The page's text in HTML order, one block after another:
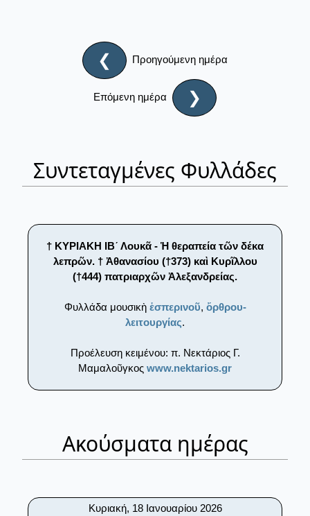
❮ Προηγούμενη ημέρα
Επόμενη ημέρα ❯
Συντεταγμένες Φυλλάδες
† ΚΥΡΙΑΚΗ ΙΒ´ Λουκᾶ - Ἡ θεραπεία τῶν δέκα
λεπρῶν. † Ἀθανασίου (†373) καὶ Κυρῖλλoυ
(†444) πατριαρχῶν Ἀλεξανδρείας.
Φυλλάδα μουσικὴ ἑσπερινοῦ, ὄρθρου-
λειτουργίας.
Προέλευση κειμένου: π. Νεκτάριος Γ.
Μαμαλοῦγκος www.nektarios.gr
Ακούσματα ημέρας
Κυριακή, 18 Ιανουαρίου 2026